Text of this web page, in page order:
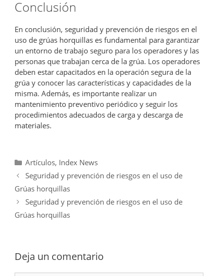
Conclusión
En conclusión, seguridad y prevención de riesgos en el
uso de grúas horquillas es fundamental para garantizar
un entorno de trabajo seguro para los operadores y las
personas que trabajan cerca de la grúa. Los operadores
deben estar capacitados en la operación segura de la
grúa y conocer las características y capacidades de la
misma. Además, es importante realizar un
mantenimiento preventivo periódico y seguir los
procedimientos adecuados de carga y descarga de
materiales.
Categorías
Artículos, Index News
Seguridad y prevención de riesgos en el uso de
Grúas horquillas
Seguridad y prevención de riesgos en el uso de
Grúas horquillas
Deja un comentario